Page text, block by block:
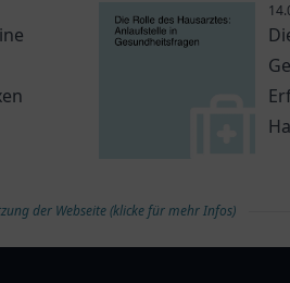
der Webseite (klicke für mehr Infos)